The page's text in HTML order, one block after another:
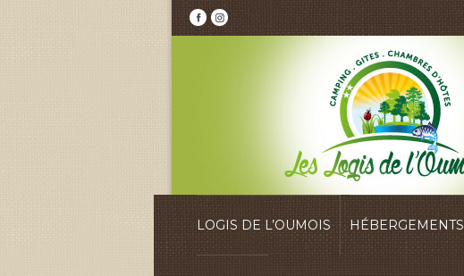
LOGIS DE L’OUMOIS HÉBERGEMENTS